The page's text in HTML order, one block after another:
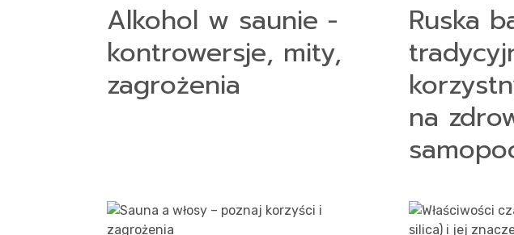
Alkohol w saunie -
kontrowersje, mity,
zagrożenia
Ruska
na